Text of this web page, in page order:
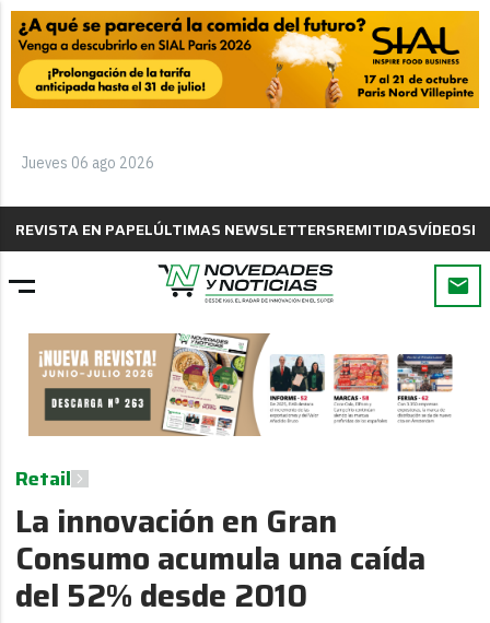
Jueves 06 ago 2026
REVISTA EN PAPELÚLTIMAS NEWSLETTERSREMITIDASVÍDEOS
Retail
La innovación en Gran
Consumo acumula una caída
del 52% desde 2010